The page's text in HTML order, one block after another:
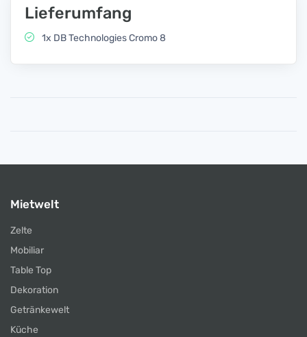
Lieferumfang
1x DB Technologies Cromo 8
Mietwelt
Zelte
Mobiliar
Table Top
Dekoration
Getränkewelt
Küche